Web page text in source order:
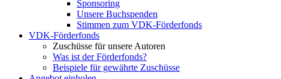
Sponsoring
Unsere Buchspenden
Stimmen zum VDK-Förderfonds
VDK-Förderfonds
Zuschüsse für unsere Autoren
Was ist der Förderfonds?
Beispiele für gewährte Zuschüsse